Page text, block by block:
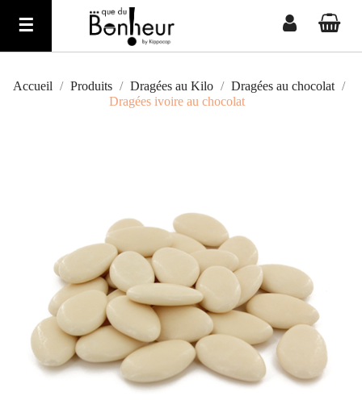
Basculer
☰
Accueil Produits Dragées au Kilo
Dragées au chocolat
Dragées ivoire au chocolat